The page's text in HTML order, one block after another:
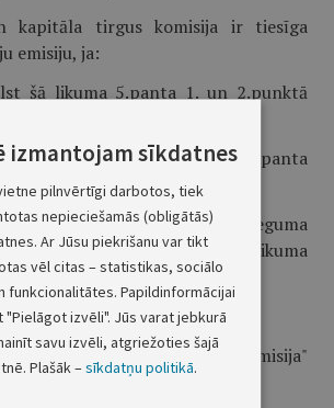
kapitāla tirgus komisija ir tiesīga
emisiju, ja:
šā likuma 5.panta 1. un 2.punktā
neievēro šā likuma 5.panta
kārtības procedūras;
novērtējuma ķīlu zīmju seguma
nodrošinājums neatbilst šā likuma
darījumu noteikumi.";
vārdus "Vērtspapīru tirgus komisija"
un kapitāla tirgus komisija".
izmantojam sīkdatnes
pilnvērtīgi darbotos, tiek
nepieciešamās (obligātās)
Ar Jūsu piekrišanu var tikt
vēl citas – statistikas, sociālo
funkcionalitātes. Papildinformācijai
"Pielāgot izvēli". Jūs varat jebkurā
savu izvēli, atgriežoties šajā
Plašāk –sīkdatņu politikā.